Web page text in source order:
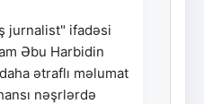
jurnalist" ifadəsi
Əbu Harbidin
ətraflı məlumat
nəşrlərdə